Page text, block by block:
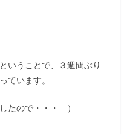
いうことで、３週間ぶり
ています。
たので・・・ ）